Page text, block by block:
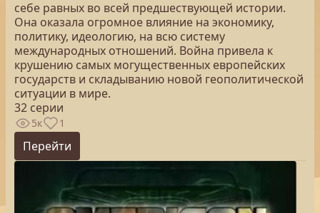
себе равных во всей предшествующей истории.
Она оказала огромное влияние на экономику,
политику, идеологию, на всю систему
международных отношений. Война привела к
крушению самых могущественных европейских
государств и складыванию новой геополитической
ситуации в мире.
32 серии
5к 1
Перейти